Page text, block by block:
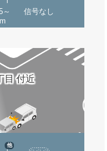
～
信号なし
目 付近
他